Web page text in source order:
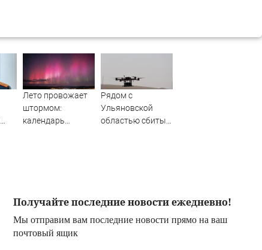
Лето провожает
штормом:
календарь
Рядом с
Ульяновской
областью сбиты
Получайте последние новости ежедневно!
Мы отправим вам последние новости прямо на ваш
почтовый ящик